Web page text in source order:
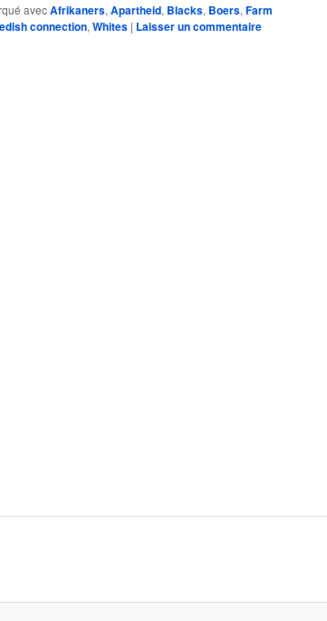
avecAfrikaners, Apartheid, Blacks, Boers, Farm
connection, Whites | Laisser un commentaire